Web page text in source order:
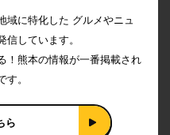
域に特化した グルメやニュ
しています。
！熊本の情報が一番掲載され
。
ら